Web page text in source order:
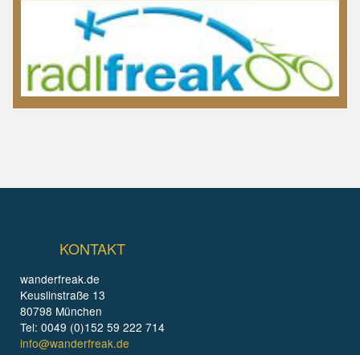
KONTAKT
wanderfreak.de
Keuslinstraße 13
80798 München
Tel: 0049 (0)152 59 222 714
info@wanderfreak.de